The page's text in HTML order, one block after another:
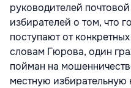
руководителей
избирателей о том, что
поступают от
словам Гюрова, один
пойман на
местную